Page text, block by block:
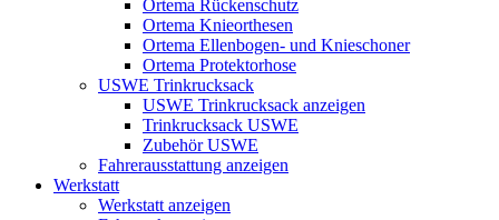
Ortema Rückenschutz
Ortema Knieorthesen
Ortema Ellenbogen- und Knieschoner
Ortema Protektorhose
USWE Trinkrucksack
USWE Trinkrucksack anzeigen
Trinkrucksack USWE
Zubehör USWE
Fahrerausstattung anzeigen
Werkstatt
Werkstatt anzeigen